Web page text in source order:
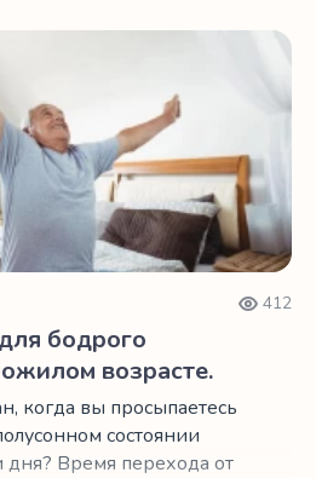
тело, но мы можем
живем.
пробуждения в пожилом
412
бодрого
возрасте.
когда вы просыпаетесь
состоянии
Время перехода от